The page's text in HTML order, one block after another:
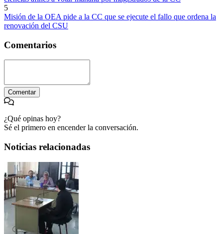
5
Misión de la OEA pide a la CC que se ejecute el fallo que ordena la
renovación del CSU
Comentarios
Comentar
¿Qué opinas hoy?
Sé el primero en encender la conversación.
Noticias relacionadas